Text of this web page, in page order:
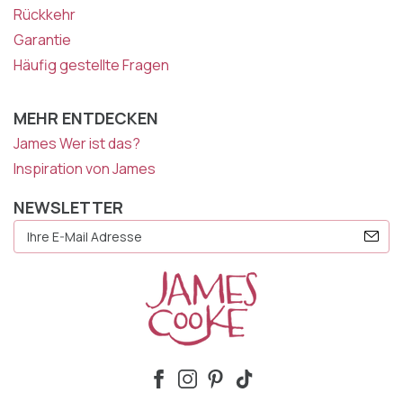
Rückkehr
Garantie
Häufig gestellte Fragen
MEHR ENTDECKEN
James Wer ist das?
Inspiration von James
NEWSLETTER
Mail